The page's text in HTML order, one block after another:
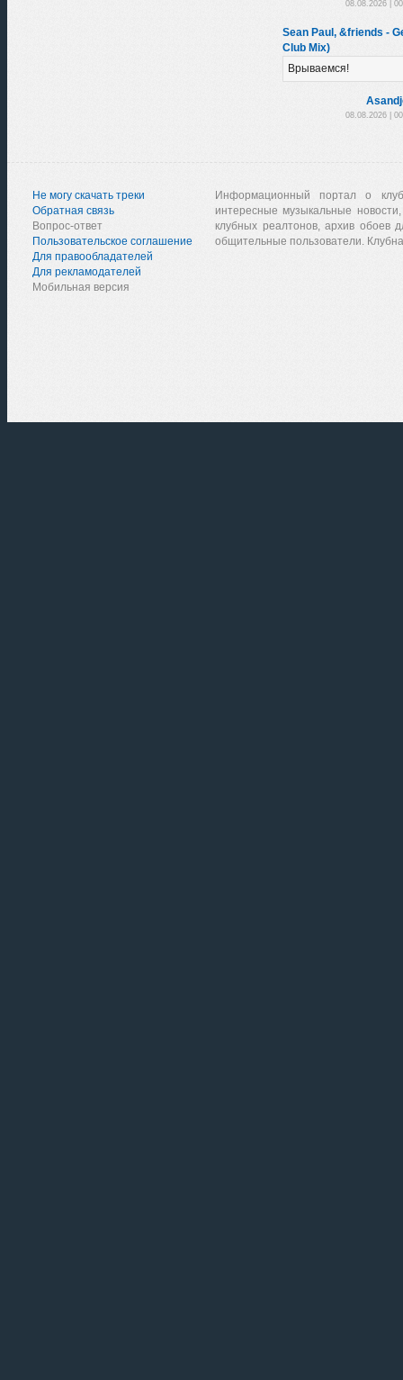
08.08.2026 |
Sean Paul, &friends -
Club Mix)
Врываемся!
08.08.2026 |
Не могу скачать треки
Обратная связь
Вопрос-ответ
Пользовательское соглашение
Для правообладателей
Для рекламодателей
Мобильная версия
Информационный портал о
интересные музыкальные
клубных реалтонов, архив обоев
общительные пользователи.